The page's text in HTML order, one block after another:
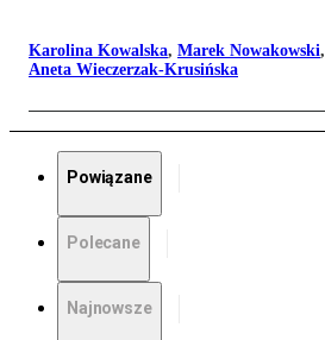
Karolina Kowalska, Marek Nowakowski,
Aneta Wieczerzak-Krusińska
Powiązane
Polecane
Najnowsze